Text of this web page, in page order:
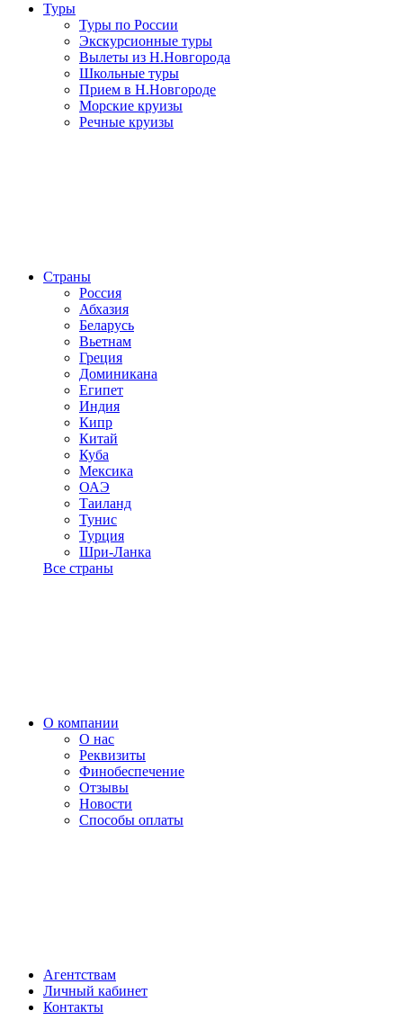
Туры
Туры по России
Экскурсионные туры
Вылеты из Н.Новгорода
Школьные туры
Прием в Н.Новгороде
Морские круизы
Речные круизы
Страны
Россия
Абхазия
Беларусь
Вьетнам
Греция
Доминикана
Египет
Индия
Кипр
Китай
Куба
Мексика
ОАЭ
Таиланд
Тунис
Турция
Шри-Ланка
Все страны
О компании
О нас
Реквизиты
Финобеспечение
Отзывы
Новости
Способы оплаты
Агентствам
Личный кабинет
Контакты